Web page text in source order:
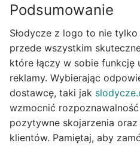
Podsumowanie
Słodycze z logo to nie
przede wszystkim
które łączy w sobie funkcję
reklamy. Wybierając
dostawcę, taki jak
wzmocnić
pozytywne skojarzenia
klientów. Pamiętaj, aby